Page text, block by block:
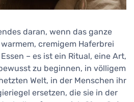
daran, wenn das ganze
cremigem Haferbrei
– es ist ein Ritual, eine Art,
zu beginnen, in völligem
Welt, in der Menschen ihr
ersetzen, die sie in der